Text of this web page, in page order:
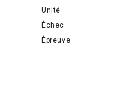
Unité
Échec
Épreuve